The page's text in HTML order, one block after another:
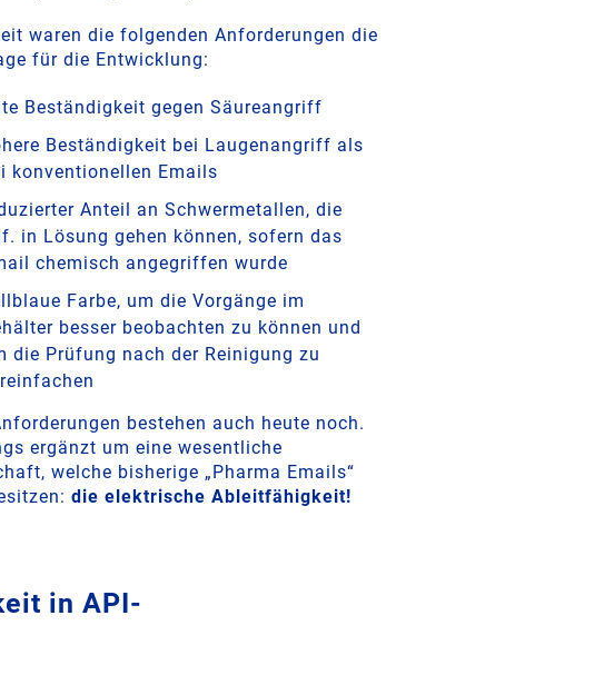
waren die folgenden Anforderungen die
für die Entwicklung:
Beständigkeit gegen Säureangriff
Beständigkeit bei Laugenangriff als
konventionellen Emails
Anteil an Schwermetallen, die
in Lösung gehen können, sofern das
chemisch angegriffen wurde
Farbe, um die Vorgänge im
besser beobachten zu können und
die Prüfung nach der Reinigung zu
bestehen auch heute noch.
ergänzt um eine wesentliche
welche bisherige „Pharma Emails“
die elektrische Ableitfähigkeit!
in API-